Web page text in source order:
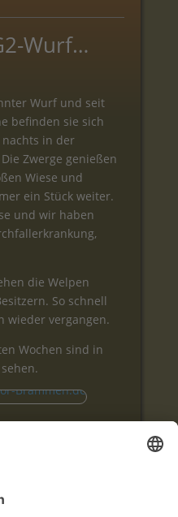
Wurf…
Wurf und seit
befinden sie sich
in der
Zwerge genießen
Wiese und
ein Stück weiter.
und wir haben
die Welpen
So schnell
wieder vergangen.
Wochen sind in